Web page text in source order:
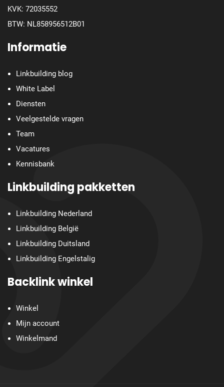
KVK: 72035552
BTW: NL858956512B01
Informatie
Linkbuilding blog
White Label
Diensten
Veelgestelde vragen
Team
Vacatures
Kennisbank
Linkbuilding pakketten
Linkbuilding Nederland
Linkbuilding België
Linkbuilding Duitsland
Linkbuilding Engelstalig
Backlink winkel
Winkel
Mijn account
Winkelmand